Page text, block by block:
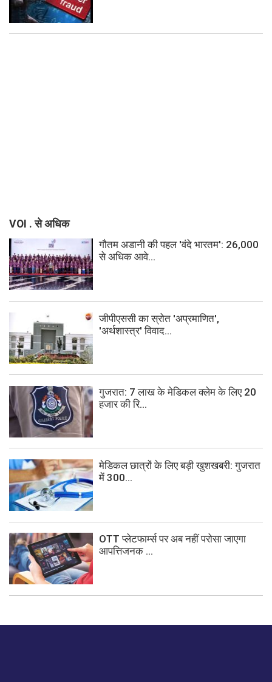
VOI . से अधिक
गौतम अडानी की पहल 'वंदे भारतम': 26,000
से अधिक आवे...
जीपीएससी का स्रोत 'अप्रमाणित',
'अर्थशास्त्र' विवाद...
गुजरात: 7 लाख के मेडिकल क्लेम के लिए 20
हजार की रि...
मेडिकल छात्रों के लिए बड़ी खुशखबरी: गुजरात
में 300...
OTT प्लेटफार्म्स पर अब नहीं परोसा जाएगा
आपत्तिजनक ...